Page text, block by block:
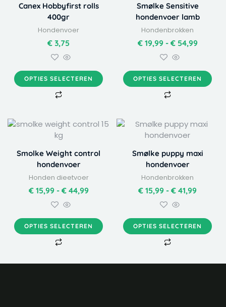
Canex Hobbyfirst rolls
400gr
Hondenvoer
€ 3,75
OPTIES SELECTEREN
meerdere
variaties.
Deze
optie
kan
worden
op
de
Smølke Sensitive
hondenvoer lamb
Hondenbrokken
€19,99 - €54,99
€ 54,99
OPTIES SELECTEREN
meerdere
variaties.
Deze
optie
kan
worden
op
de
Smolke Weight control
hondenvoer
Honden dieetvoer
€15,99 - €44,99
Prijsklasse:
€ 44,99
OPTIES SELECTEREN
Dit
product
meerdere
variaties.
Deze
optie
kan
worden
op
de
Smølke puppy maxi
hondenvoer
Hondenbrokken
€ 15,99 - € 41,99
€ 41,99
OPTIES SELECTEREN
Dit
product
meerdere
variaties.
Deze
optie
kan
worden
op
de